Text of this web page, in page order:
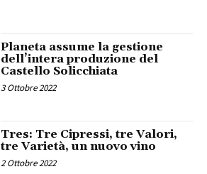
Planeta assume la gestione
dell’intera produzione del
Castello Solicchiata
3 Ottobre 2022
Tres: Tre Cipressi, tre Valori,
tre Varietà, un nuovo vino
2 Ottobre 2022